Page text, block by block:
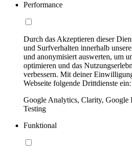
Performance
Durch das Akzeptieren dieser
und Surfverhalten innerhalb
und anonymisiert auswerten, um
optimieren und das
verbessern. Mit deiner
Webseite folgende Drittdienste ein:
Google Analytics, Clarity, Google
Testing
Funktional